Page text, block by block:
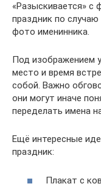
«Разыскивается» с
праздник по
фото именинника.
Под изображением
место и время
собой. Важно
они могут иначе
переделать имена
Ещё интересные
праздник:
Плакат с